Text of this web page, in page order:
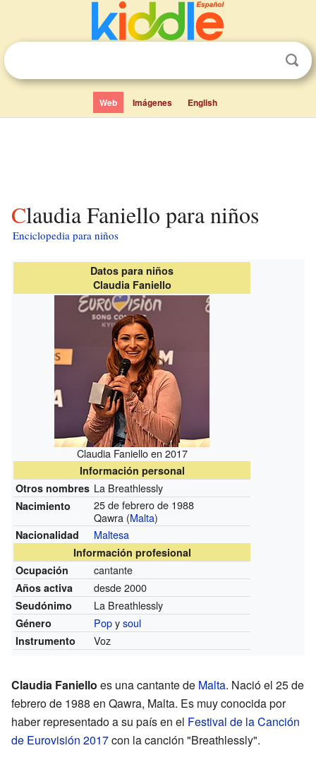
Web Imágenes English
Claudia Faniello para niños
Enciclopedia para niños
Datos para niños
Claudia Faniello
Claudia Faniello en 2017
Información personal
Otros nombres La Breathlessly
Nacimiento
25 de febrero de 1988
Qawra (Malta)
Nacionalidad Maltesa
Información profesional
Ocupación
cantante
Años activa desde 2000
Seudónimo La Breathlessly
Género Popysoul
Instrumento Voz
Claudia Faniello es una cantante de Malta. Nació el 25 de
febrero de 1988 en Qawra, Malta. Es muy conocida por
haber representado a su país en el Festival de la Canción
de Eurovisión 2017con la canción "Breathlessly".